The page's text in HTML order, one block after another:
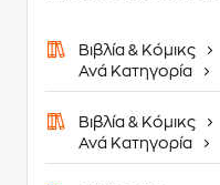
Βιβλία & Κόμικς
Ανά Κατηγορία
Βιβλία & Κόμικς
Ανά Κατηγορία